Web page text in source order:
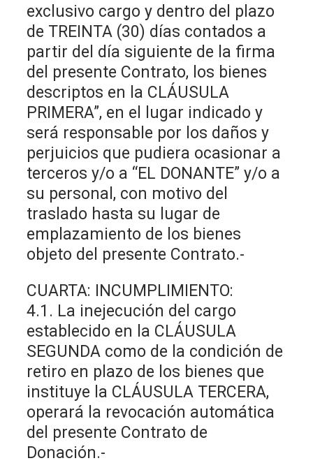
exclusivo cargo y dentro del plazo
de TREINTA (30) días contados a
partir del día siguiente de la firma
del presente Contrato, los bienes
descriptos en la CLÁUSULA
PRIMERA”, en el lugar indicado y
será responsable por los daños y
perjuicios que pudiera ocasionar a
terceros y/o a “EL DONANTE” y/o a
su personal, con motivo del
traslado hasta su lugar de
emplazamiento de los bienes
objeto del presente Contrato.-
CUARTA: INCUMPLIMIENTO:
4.1. La inejecución del cargo
establecido en la CLÁUSULA
SEGUNDA como de la condición de
retiro en plazo de los bienes que
instituye la CLÁUSULA TERCERA,
operará la revocación automática
del presente Contrato de
Donación.-